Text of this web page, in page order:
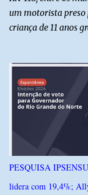
um motorista preso
criança de 11 anos
autuado em
concentração de
vítima é um
acidente. Após os
transferido pelo
Monsenhor
sob cuidados
Polícia Militar, a
alerta sobre álcool
PESQUISA
lidera com 19,4%;